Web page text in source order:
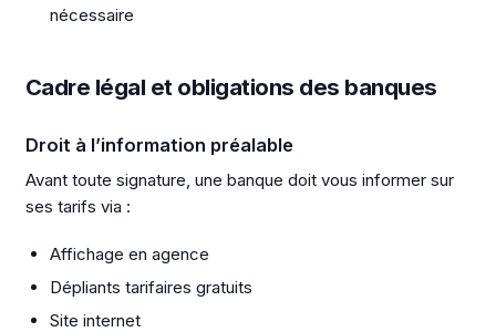
nécessaire
Cadre légal et obligations des banques
Droit à l’information préalable
Avant toute signature, une banque doit vous informer sur
ses tarifs via :
Affichage en agence
Dépliants tarifaires gratuits
Site internet